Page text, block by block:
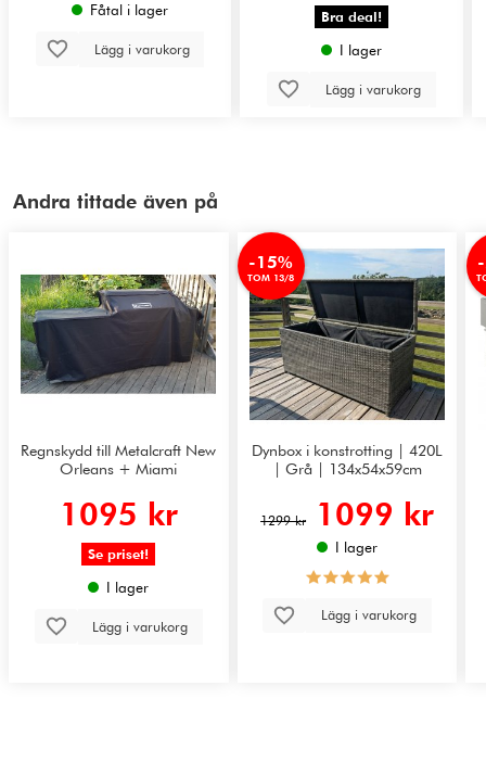
Fåtal i lager
Lägg i varukorg
Bra deal!
I lager
Lägg i varukorg
Andra tittade även på
Regnskydd till Metalcraft New
Orleans + Miami
1095 kr
Se priset!
I lager
Lägg i varukorg
-15%
TOM 13/8
Dynbox i konstrotting | 420L
| Grå | 134x54x59cm
1299 kr 1099 kr
I lager
Lägg i varukorg